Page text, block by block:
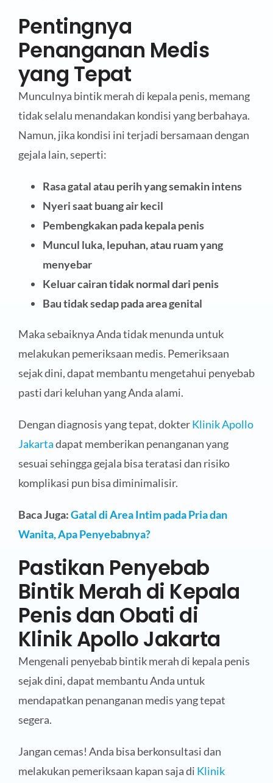
Pentingnya
Penanganan Medis
yang Tepat
Munculnya bintik merah di kepala penis, memang
tidak selalu menandakan kondisi yang berbahaya.
Namun, jika kondisi ini terjadi bersamaan dengan
gejala lain, seperti:
Rasa gatal atau perih yang semakin intens
Nyeri saat buang air kecil
Pembengkakan pada kepala penis
Muncul luka, lepuhan, atau ruam yang
menyebar
Keluar cairan tidak normal dari penis
Bau tidak sedap pada area genital
Maka sebaiknya Anda tidak menunda untuk
melakukan pemeriksaan medis. Pemeriksaan
sejak dini, dapat membantu mengetahui penyebab
pasti dari keluhan yang Anda alami.
Dengan diagnosis yang tepat, dokterKlinik Apollo
Jakartadapat memberikan penanganan yang
sesuai sehingga gejala bisa teratasi dan risiko
komplikasi pun bisa diminimalisir.
Baca Juga:Gatal di Area Intim pada Pria dan
Wanita, Apa Penyebabnya?
Pastikan Penyebab
Bintik Merah di Kepala
Penis dan Obati di
Klinik Apollo Jakarta
Mengenali penyebab bintik merah di kepala penis
sejak dini, dapat membantu Anda untuk
mendapatkan penanganan medis yang tepat
segera.
Jangan cemas! Anda bisa berkonsultasi dan
melakukan pemeriksaan kapan saja di Klinik